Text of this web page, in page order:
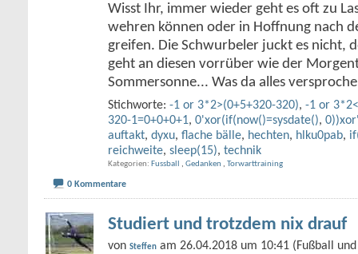
Wisst Ihr, immer wieder geht es oft zu
wehren können oder in Hoffnung nach
greifen. Die Schwurbeler juckt es nicht,
geht an diesen vorrüber wie der
Sommersonne... Was da alles
Stichworte: -1 or 3*2>(0+5+320-320), -1 or
320-1=0+0+0+1, 0'xor(if(now()=sysdate(),
auftakt, dyxu, flache bälle, hechten, hlku0pab,
reichweite, sleep(15), technik
Kategorien Fussball , Gedanken , Torwarttraining
0 Kommentare
Studiert und trotzdem nix drauf
von Steffen am 26.04.2018 um 10:41 (Fußball